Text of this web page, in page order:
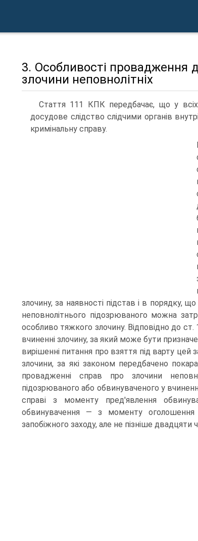
3. Особливості провадження
злочини неповнолітніх
Стаття 111 КПК передбачає, що у
досудове слідство слідчими органів
кримінальну справу.
злочину, за наявності підстав і в
неповнолітнього підозрюваного можна
особливо тяжкого злочину. Відповідно до
вчиненні злочину, за який може бути
вирішенні питання про взяття під варту цей
злочини, за які законом передбачено
провадженні справ про злочини
підозрюваного або обвинуваченого у
справі з моменту пред'явлення
обвинувачення — з моменту оголошення
запобіжного заходу, але не пізніше